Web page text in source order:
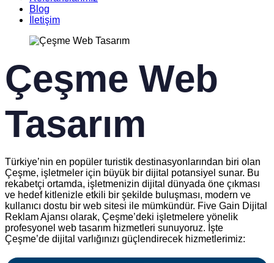
Blog
İletişim
Çeşme Web
Tasarım
Türkiye’nin en popüler turistik destinasyonlarından biri olan
Çeşme, işletmeler için büyük bir dijital potansiyel sunar. Bu
rekabetçi ortamda, işletmenizin dijital dünyada öne çıkması
ve hedef kitlenizle etkili bir şekilde buluşması, modern ve
kullanıcı dostu bir web sitesi ile mümkündür. Five Gain Dijital
Reklam Ajansı olarak, Çeşme’deki işletmelere yönelik
profesyonel web tasarım hizmetleri sunuyoruz. İşte
Çeşme’de dijital varlığınızı güçlendirecek hizmetlerimiz: